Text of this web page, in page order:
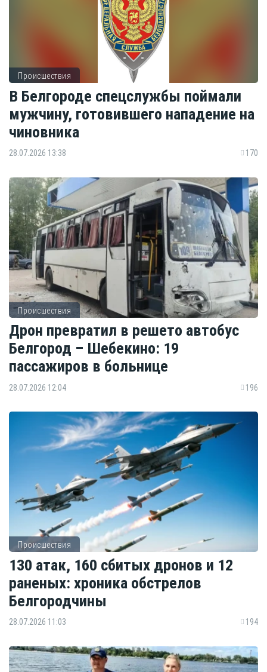
Происшествия
В Белгороде спецслужбы поймали
мужчину, готовившего нападение на
чиновника
28.07.2026 13:38 170
Происшествия
Дрон превратил в решето автобус
Белгород – Шебекино: 19
пассажиров в больнице
28.07.2026 12:04 196
Происшествия
130 атак, 160 сбитых дронов и 12
раненых: хроника обстрелов
Белгородчины
28.07.2026 11:03 194